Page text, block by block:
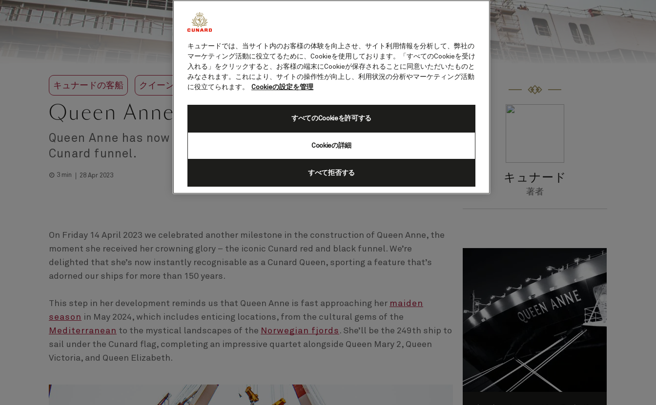
キュナードの客船 クイーン・アン ニュース＆イベント
Queen Anne's funnel lift
Queen Anne has now been crowned with her iconic red and black
Cunard funnel.
3 min 28 Apr 2023 キュナード
著者
On Friday 14 April 2023 we celebrated another milestone in the construction of Queen Anne, the
moment she received her crowning glory – the iconic Cunard red and black funnel. We’re
delighted that she’s now instantly recognisable as a Cunard Queen, sporting a feature that’s
adorned our ships for more than 150 years.
This step in her development reminds us that Queen Anne is fast approaching her maiden
season in May 2024, which includes enticing locations, from the cultural gems of the
Mediterranean to the mystical landscapes of the Norwegian fjords . She’ll be the 249th ship to
sail under the Cunard flag, completing an impressive quartet alongside Queen Mary 2, Queen
Victoria, and Queen Elizabeth.
キュナードでは、当サイト内のお客様の体験を向上させ、サイト利用情報を分析して、弊社の
マーケティング活動に役立てるために、Cookieを使用しております。「すべてのCookieを受け
入れる」をクリックすると、お客様の端末にCookieが保存されることに同意いただいたものと
みなされます。これにより、サイトの操作性が向上し、利用状況の分析やマーケティング活動
に役立てられます。
Cookieの設定を管理
Cookieの詳細
すべて拒否する
すべてのCookieを許可する